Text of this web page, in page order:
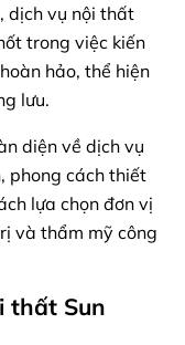
dịch vụ nội thất
trong việc kiến
hảo, thể hiện
lưu.
diện về dịch vụ
phong cách thiết
lựa chọn đơn vị
và thẩm mỹ công
thất Sun